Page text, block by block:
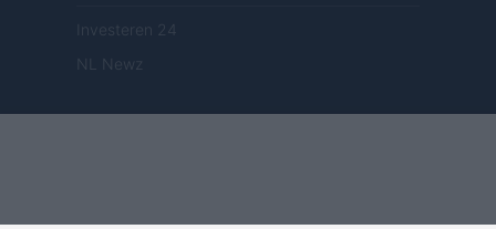
Investeren 24
NL Newz